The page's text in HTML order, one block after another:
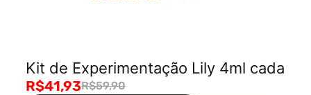
Kit de Experimentação Lily 4ml cada
R$59,90
R$41,93